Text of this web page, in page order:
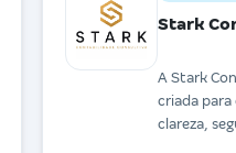
Stark
A Stark
criada para